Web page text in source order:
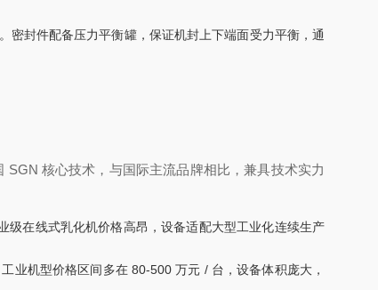
密封件配备压力平衡罐，保证机封上下端面受力平衡，通
核心技术，与国际主流品牌相比，兼具技术实力
级在线式乳化机价格高昂，设备适配大型工业化连续生产
业机型价格区间多在 80-500 万元 / 台，设备体积庞大，